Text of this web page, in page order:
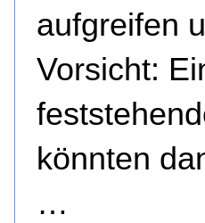
aufgreifen
Vorsicht:
könnten
…